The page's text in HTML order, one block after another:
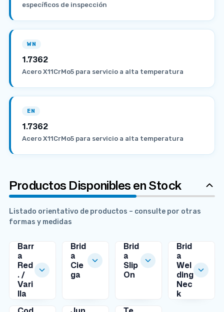
específicos de inspección
WN
1.7362
Acero X11CrMo5 para servicio a alta temperatura
EN
1.7362
Acero X11CrMo5 para servicio a alta temperatura
Productos Disponibles en Stock
Listado orientativo de productos – consulte por otras
formas y medidas
Barr
a
Red
. /
Vari
lla
Brid
a
Cie
ga
MEDIDAS
Brid
a
Slip
On
Brid
a
Wel
ding
Nec
k